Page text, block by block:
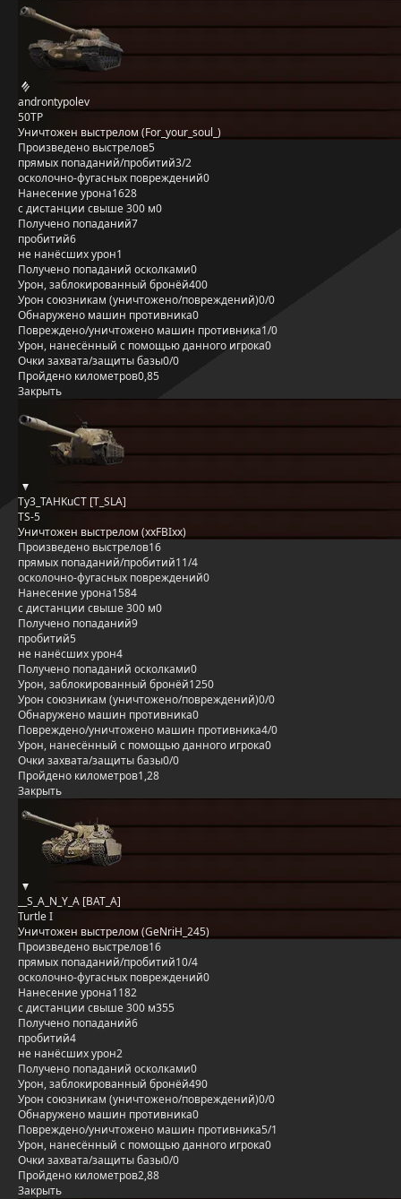
androntypolev
50TP
Уничтожен выстрелом (For_your_soul_)
Произведено выстрелов5
прямых попаданий/пробитий3/2
осколочно-фугасных повреждений0
Нанесение урона1628
с дистанции свыше 300 м0
Получено попаданий7
пробитий6
не нанёсших урон1
Получено попаданий осколками0
Урон, заблокированный бронёй400
Урон союзникам (уничтожено/повреждений)0/0
Обнаружено машин противника0
Повреждено/уничтожено машин противника1/0
Урон, нанесённый с помощью данного игрока0
Очки захвата/защиты базы0/0
Пройдено километров0,85
Закрыть
Ty3_TAHKuCT [T_SLA]
TS-5
Уничтожен выстрелом (xxFBIxx)
Произведено выстрелов16
прямых попаданий/пробитий11/4
осколочно-фугасных повреждений0
Нанесение урона1584
с дистанции свыше 300 м0
Получено попаданий9
пробитий5
не нанёсших урон4
Получено попаданий осколками0
Урон, заблокированный бронёй1250
Урон союзникам (уничтожено/повреждений)0/0
Обнаружено машин противника0
Повреждено/уничтожено машин противника4/0
Урон, нанесённый с помощью данного игрока0
Очки захвата/защиты базы0/0
Пройдено километров1,28
Закрыть
__S_A_N_Y_A [BAT_A]
Turtle I
Уничтожен выстрелом (GeNriH_245)
Произведено выстрелов16
прямых попаданий/пробитий10/4
осколочно-фугасных повреждений0
Нанесение урона1182
с дистанции свыше 300 м355
Получено попаданий6
пробитий4
не нанёсших урон2
Получено попаданий осколками0
Урон, заблокированный бронёй490
Урон союзникам (уничтожено/повреждений)0/0
Обнаружено машин противника0
Повреждено/уничтожено машин противника5/1
Урон, нанесённый с помощью данного игрока0
Очки захвата/защиты базы0/0
Пройдено километров2,88
Закрыть